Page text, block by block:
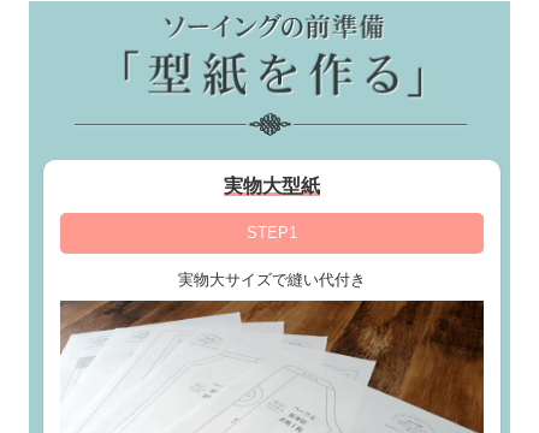
実物大型紙
STEP1
実物大サイズで縫い代付き